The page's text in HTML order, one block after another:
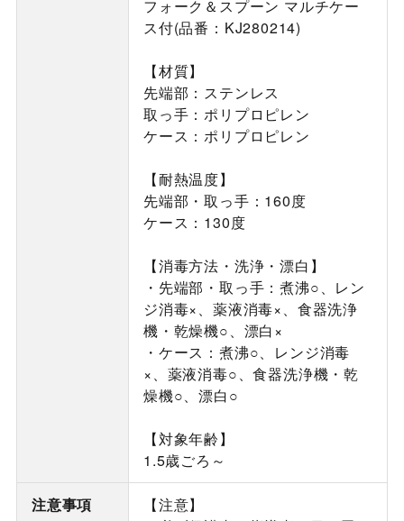
フォーク＆スプーン マルチケー
ス付(品番：KJ280214)
【材質】
先端部：ステンレス
取っ手：ポリプロピレン
ケース：ポリプロピレン
【耐熱温度】
先端部・取っ手：160度
ケース：130度
【消毒方法・洗浄・漂白】
・先端部・取っ手：煮沸○、レン
ジ消毒×、薬液消毒×、食器洗浄
機・乾燥機○、漂白×
・ケース：煮沸○、レンジ消毒
×、薬液消毒○、食器洗浄機・乾
燥機○、漂白○
【対象年齢】
1.5歳ごろ～
注意事項
【注意】